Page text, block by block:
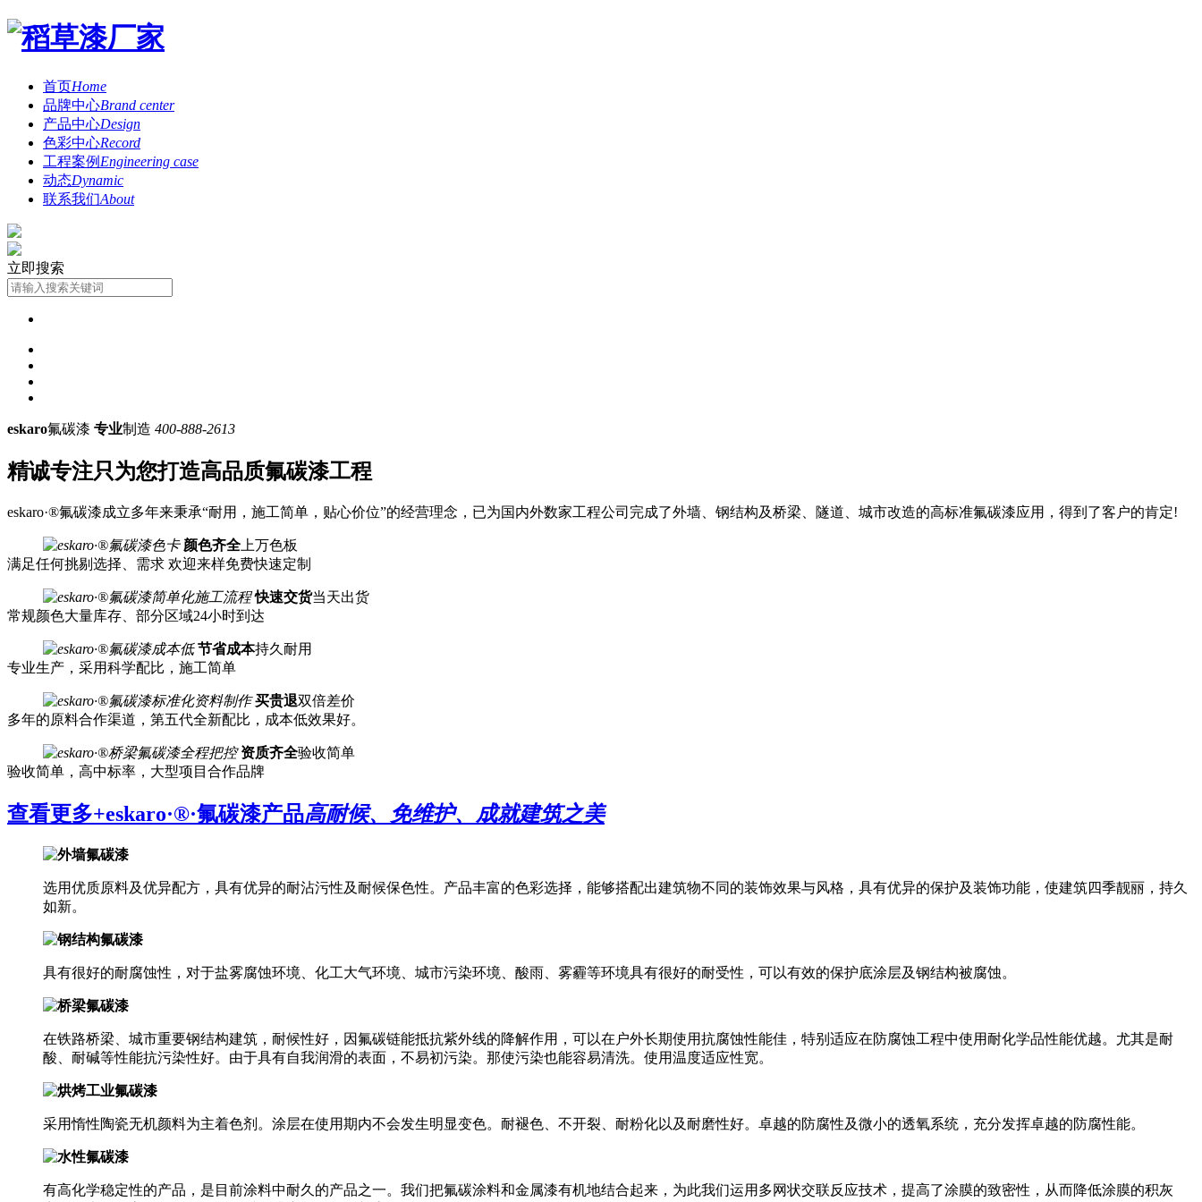
首页Home
品牌中心Brand center
产品中心Design
色彩中心Record
工程案例 Engineering case
动态Dynamic
联系我们About
立即搜索
eskaro氟碳漆 专业制造 400-888-2613
精诚专注只为您打造高品质氟碳漆工程
eskaro·®氟碳漆成立多年来秉承“耐用，施工简单，贴心价位”的经营理念，已为国内外数家工程公司完成了外墙、钢结构及桥梁、隧道、城市改造的高标准氟碳漆应用，得到了客户的肯定!
颜色齐全 上万色板
满足任何挑剔选择、需求 欢迎来样免费快速定制
快速交货当天出货
常规颜色大量库存、部分区域24小时到达
节省成本持久耐用
专业生产，采用科学配比，施工简单
买贵退双倍差价
多年的原料合作渠道，第五代全新配比，成本低效果好。
资质齐全验收简单
验收简单，高中标率，大型项目合作品牌
查看更多+eskaro·®·氟碳漆产品高耐候、免维护、成就建筑之美
选用优质原料及优异配方，具有优异的耐沾污性及耐候保色性。产品丰富的色彩选择，能够搭配出建筑物不同的装饰效果与风格，具有优异的保护及装饰功能，使建筑四季靓丽，持久
如新。
具有很好的耐腐蚀性，对于盐雾腐蚀环境、化工大气环境、城市污染环境、酸雨、雾霾等环境具有很好的耐受性，可以有效的保护底涂层及钢结构被腐蚀。
在铁路桥梁、城市重要钢结构建筑，耐候性好，因氟碳链能抵抗紫外线的降解作用，可以在户外长期使用抗腐蚀性能佳，特别适应在防腐蚀工程中使用耐化学品性能优越。尤其是耐
酸、耐碱等性能抗污染性好。由于具有自我润滑的表面，不易初污染。那使污染也能容易清洗。使用温度适应性宽。
采用惰性陶瓷无机颜料为主着色剂。涂层在使用期内不会发生明显变色。耐褪色、不开裂、耐粉化以及耐磨性好。卓越的防腐性及微小的透氧系统，充分发挥卓越的防腐性能。
有高化学稳定性的产品，是目前涂料中耐久的产品之一。我们把氟碳涂料和金属漆有机地结合起来，为此我们运用多网状交联反应技术，提高了涂膜的致密性，从而降低涂膜的积灰